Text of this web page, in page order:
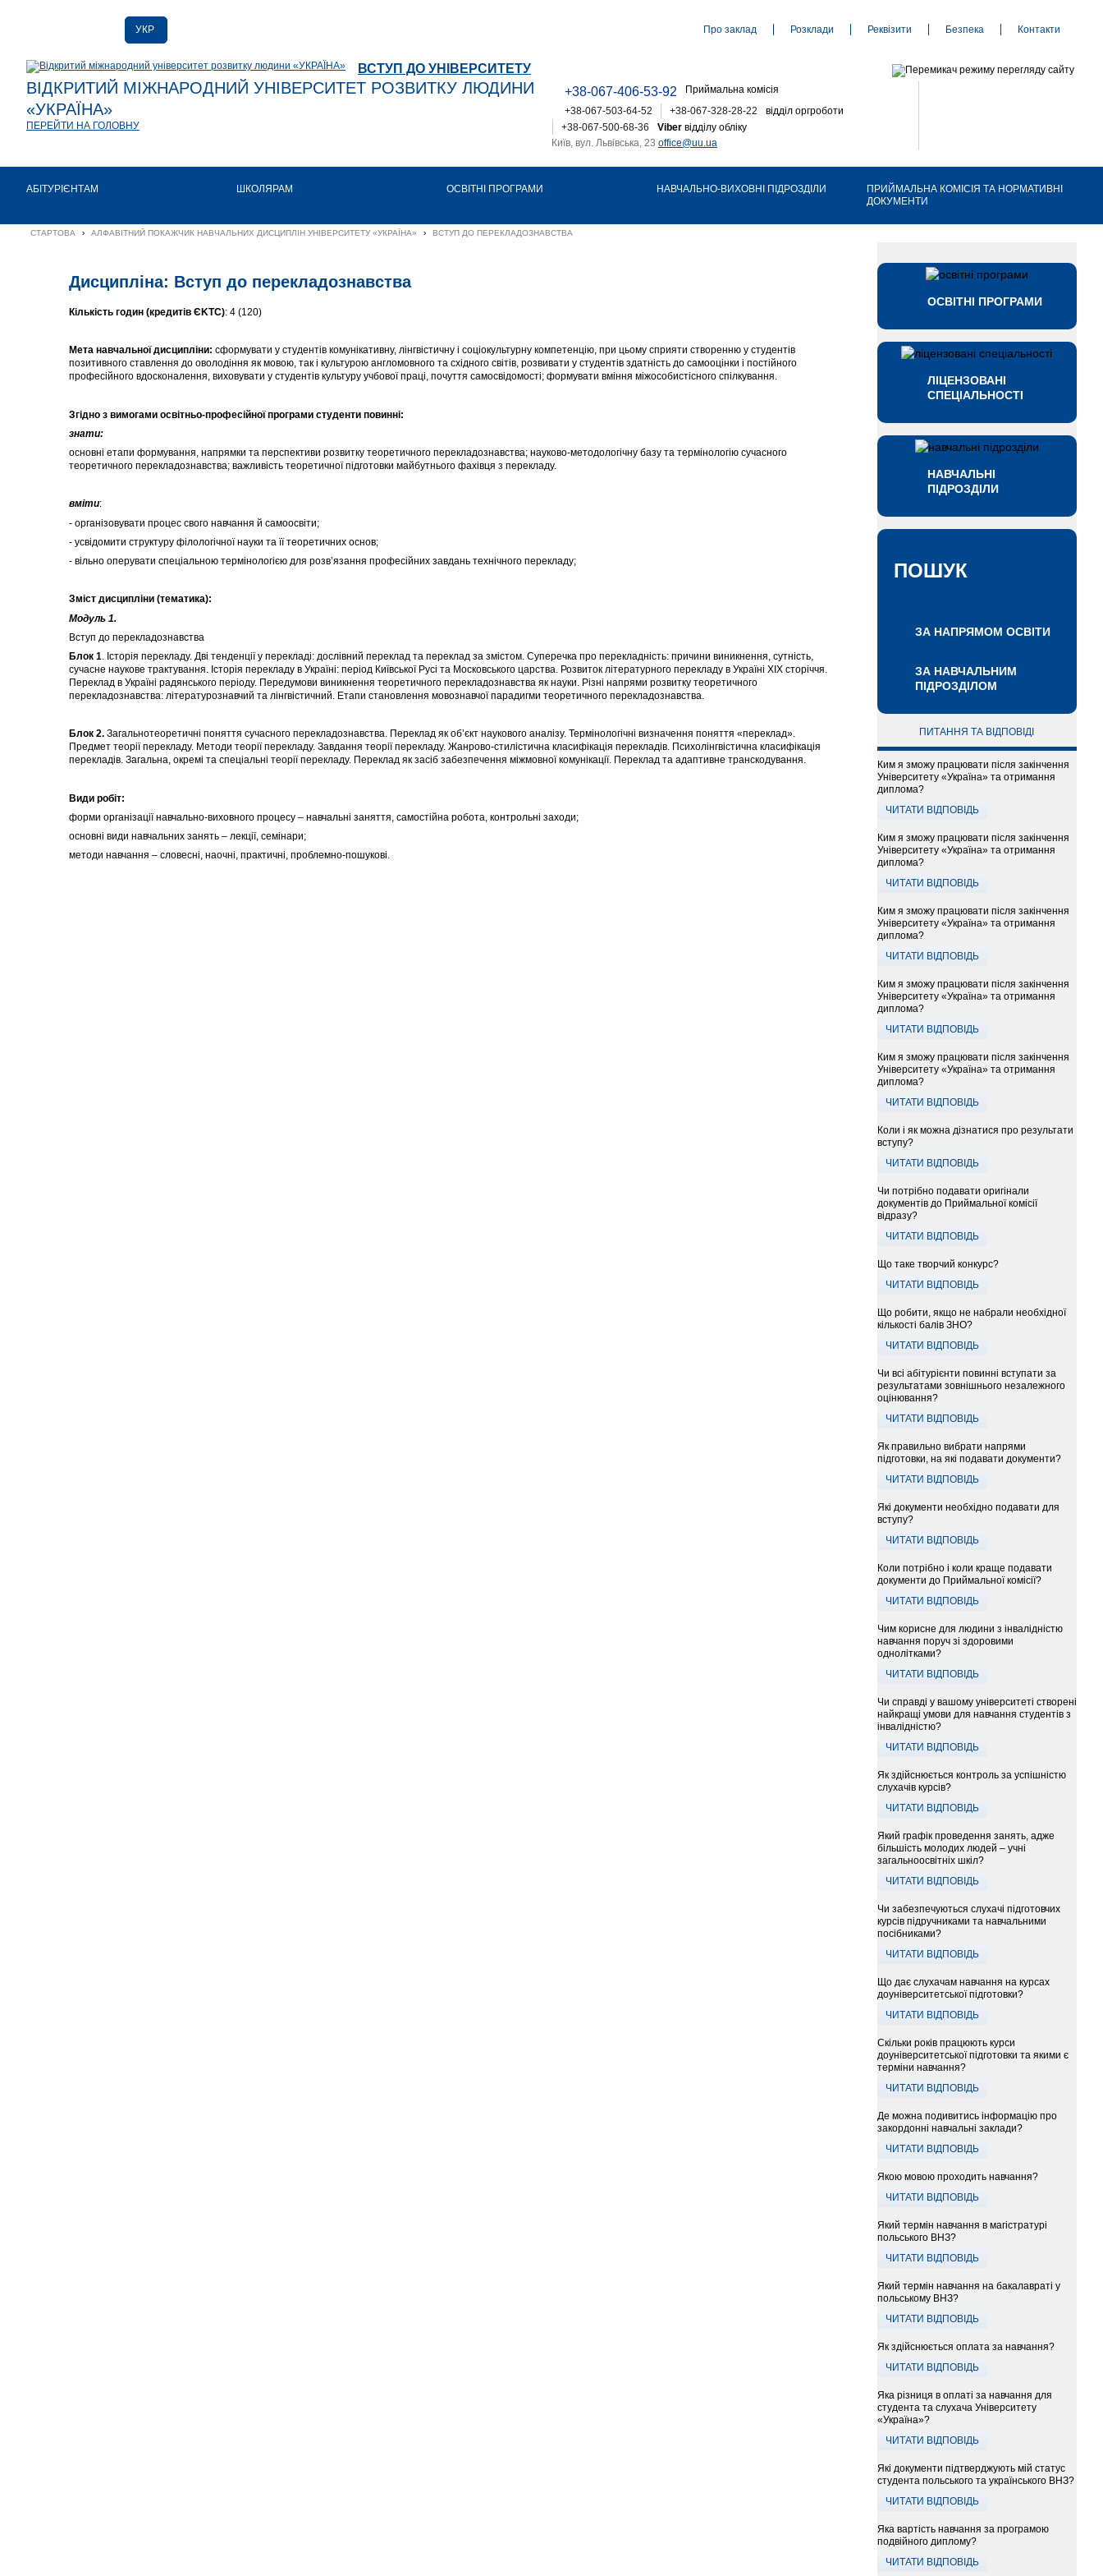
УКР
ENG
Про заклад Розклади Реквізити Безпека Контакти
ВСТУП ДО УНІВЕРСИТЕТУ
ВІДКРИТИЙ МІЖНАРОДНИЙ УНІВЕРСИТЕТ РОЗВИТКУ ЛЮДИНИ
«УКРАЇНА»
ПЕРЕЙТИ НА ГОЛОВНУ
+38-067-406-53-92
Приймальна комісія
відділ оргроботи
+38-067-503-64-52
+38-067-328-28-22
Viber відділу обліку
+38-067-500-68-36
Київ, вул. Львівська, 23 office@uu.ua
АБІТУРІЄНТАМ ШКОЛЯРАМ ОСВІТНІ ПРОГРАМИ НАВЧАЛЬНО-ВИХОВНІ ПІДРОЗДІЛИ
ПРИЙМАЛЬНА КОМІСІЯ ТА НОРМАТИВНІ
ДОКУМЕНТИ
СТАРТОВА › АЛФАВІТНИЙ ПОКАЖЧИК НАВЧАЛЬНИХ ДИСЦИПЛІН УНІВЕРСИТЕТУ «УКРАЇНА» › ВСТУП ДО ПЕРЕКЛАДОЗНАВСТВА
ОСВІТНІ ПРОГРАМИ
ЛІЦЕНЗОВАНІ
СПЕЦІАЛЬНОСТІ
НАВЧАЛЬНІ
ПІДРОЗДІЛИ
ПОШУК
ЗА НАПРЯМОМ ОСВІТИ
ЗА НАВЧАЛЬНИМ
ПІДРОЗДІЛОМ
ПИТАННЯ ТА ВІДПОВІДІ
Ким я зможу працювати після закінчення
Університету «Україна» та отримання
диплома?
ЧИТАТИ ВІДПОВІДЬ
Ким я зможу працювати після закінчення
Університету «Україна» та отримання
диплома?
ЧИТАТИ ВІДПОВІДЬ
Ким я зможу працювати після закінчення
Університету «Україна» та отримання
диплома?
ЧИТАТИ ВІДПОВІДЬ
Ким я зможу працювати після закінчення
Університету «Україна» та отримання
диплома?
ЧИТАТИ ВІДПОВІДЬ
Ким я зможу працювати після закінчення
Університету «Україна» та отримання
диплома?
ЧИТАТИ ВІДПОВІДЬ
Коли і як можна дізнатися про результати
вступу?
ЧИТАТИ ВІДПОВІДЬ
Чи потрібно подавати оригінали
документів до Приймальної комісії
відразу?
ЧИТАТИ ВІДПОВІДЬ
Що таке творчий конкурс?
ЧИТАТИ ВІДПОВІДЬ
Що робити, якщо не набрали необхідної
кількості балів ЗНО?
ЧИТАТИ ВІДПОВІДЬ
Чи всі абітурієнти повинні вступати за
результатами зовнішнього незалежного
оцінювання?
ЧИТАТИ ВІДПОВІДЬ
Як правильно вибрати напрями
підготовки, на які подавати документи?
ЧИТАТИ ВІДПОВІДЬ
Які документи необхідно подавати для
вступу?
ЧИТАТИ ВІДПОВІДЬ
Коли потрібно і коли краще подавати
документи до Приймальної комісії?
ЧИТАТИ ВІДПОВІДЬ
Чим корисне для людини з інвалідністю
навчання поруч зі здоровими
однолітками?
ЧИТАТИ ВІДПОВІДЬ
Чи справді у вашому університеті створені
найкращі умови для навчання студентів з
інвалідністю?
ЧИТАТИ ВІДПОВІДЬ
Як здійснюється контроль за успішністю
слухачів курсів?
ЧИТАТИ ВІДПОВІДЬ
Який графік проведення занять, адже
більшість молодих людей – учні
загальноосвітніх шкіл?
ЧИТАТИ ВІДПОВІДЬ
Чи забезпечуються слухачі підготовчих
курсів підручниками та навчальними
посібниками?
ЧИТАТИ ВІДПОВІДЬ
Що дає слухачам навчання на курсах
доуніверситетської підготовки?
ЧИТАТИ ВІДПОВІДЬ
Скільки років працюють курси
доуніверситетської підготовки та якими є
терміни навчання?
ЧИТАТИ ВІДПОВІДЬ
Де можна подивитись інформацію про
закордонні навчальні заклади?
ЧИТАТИ ВІДПОВІДЬ
Якою мовою проходить навчання?
ЧИТАТИ ВІДПОВІДЬ
Який термін навчання в магістратурі
польського ВНЗ?
ЧИТАТИ ВІДПОВІДЬ
Який термін навчання на бакалавраті у
польському ВНЗ?
ЧИТАТИ ВІДПОВІДЬ
Як здійснюється оплата за навчання?
ЧИТАТИ ВІДПОВІДЬ
Яка різниця в оплаті за навчання для
студента та слухача Університету
«Україна»?
ЧИТАТИ ВІДПОВІДЬ
Які документи підтверджують мій статус
студента польського та українського ВНЗ?
ЧИТАТИ ВІДПОВІДЬ
Яка вартість навчання за програмою
подвійного диплому?
ЧИТАТИ ВІДПОВІДЬ
Дисципліна: Вступ до перекладознавства
Кількість годин (кредитів ЄKTC): 4 (120)
Мета навчальної дисципліни: сформувати у студентів комунікативну, лінгвістичну і соціокультурну компетенцію, при цьому сприяти створенню у студентів
позитивного ставлення до оволодіння як мовою, так і культурою англомовного та східного світів, розвивати у студентів здатність до самооцінки і постійного
професійного вдосконалення, виховувати у студентів культуру учбової праці, почуття самосвідомості; формувати вміння міжособистісного спілкування.
Згідно з вимогами освітньо-професійної програми студенти повинні:
знати:
основні етапи формування, напрямки та перспективи розвитку теоретичного перекладознавства; науково-методологічну базу та термінологію сучасного
теоретичного перекладознавства; важливість теоретичної підготовки майбутнього фахівця з перекладу.
вміти:
- організовувати процес свого навчання й самоосвіти;
- усвідомити структуру філологічної науки та її теоретичних основ;
- вільно оперувати спеціальною термінологією для розв’язання професійних завдань технічного перекладу;
Зміст дисципліни (тематика):
Модуль 1.
Вступ до перекладознавства
Блок 1. Історія перекладу. Дві тенденції у перекладі: дослівний переклад та переклад за змістом. Суперечка про перекладність: причини виникнення, сутність,
сучасне наукове трактування. Історія перекладу в Україні: період Київської Русі та Московського царства. Розвиток літературного перекладу в Україні ХІХ сторіччя.
Переклад в Україні радянського періоду. Передумови виникнення теоретичного перекладознавства як науки. Різні напрями розвитку теоретичного
перекладознавства: літературознавчий та лінгвістичний. Етапи становлення мовознавчої парадигми теоретичного перекладознавства.
Блок2. Загальнотеоретичні поняття сучасного перекладознавства. Переклад як об’єкт наукового аналізу. Термінологічні визначення поняття «переклад».
Предмет теорії перекладу. Методи теорії перекладу. Завдання теорії перекладу. Жанрово-стилістична класифікація перекладів. Психолінгвістична класифікація
перекладів. Загальна, окремі та спеціальні теорії перекладу. Переклад як засіб забезпечення міжмовної комунікації. Переклад та адаптивне транскодування.
Види робіт:
форми організації навчально-виховного процесу – навчальні заняття, самостійна робота, контрольні заходи;
основні види навчальних занять – лекції, семінари;
методи навчання – словесні, наочні, практичні, проблемно-пошукові.